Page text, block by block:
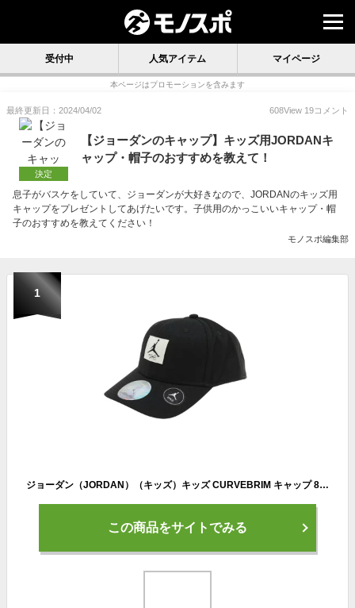
受付中 人気アイテム マイページ
本ページはプロモーションを含みます
最終更新日：2024/04/02 608View 19コメント
決定
【ジョーダンのキャップ】キッズ用JORDANキ
ャップ・帽子のおすすめを教えて！
息子がバスケをしていて、ジョーダンが大好きなので、JORDANのキッズ用
キャップをプレゼントしてあげたいです。子供用のかっこいいキャップ・帽
子のおすすめを教えてください！
モノスポ編集部
1
ジョーダン（JORDAN）（キッズ）キッズ CURVEBRIM キャップ 8A0698-023
この商品をサイトでみる